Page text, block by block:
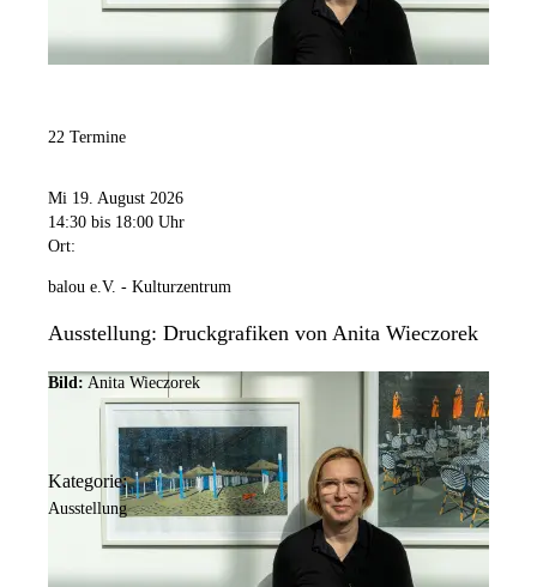
22 Termine
Mi 19. August 2026
14:30 bis 18:00 Uhr
Ort:
balou e.V. - Kulturzentrum
Ausstellung: Druckgrafiken von Anita Wieczorek
Bild: Anita Wieczorek
Kategorie:
Ausstellung